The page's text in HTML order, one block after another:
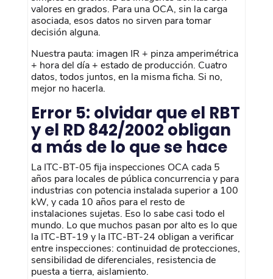
valores en grados. Para una OCA, sin la carga
asociada, esos datos no sirven para tomar
decisión alguna.
Nuestra pauta: imagen IR + pinza amperimétrica
+ hora del día + estado de producción. Cuatro
datos, todos juntos, en la misma ficha. Si no,
mejor no hacerla.
Error 5: olvidar que el RBT
y el RD 842/2002 obligan
a más de lo que se hace
La ITC-BT-05 fija inspecciones OCA cada 5
años para locales de pública concurrencia y para
industrias con potencia instalada superior a 100
kW, y cada 10 años para el resto de
instalaciones sujetas. Eso lo sabe casi todo el
mundo. Lo que muchos pasan por alto es lo que
la ITC-BT-19 y la ITC-BT-24 obligan a verificar
entre inspecciones: continuidad de protecciones,
sensibilidad de diferenciales, resistencia de
puesta a tierra, aislamiento.